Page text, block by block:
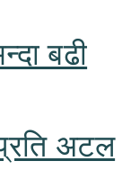
बढी
अटल